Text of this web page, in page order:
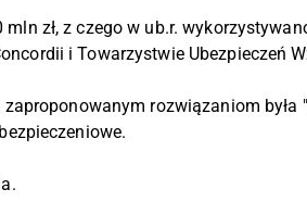
zł, z czego w ub.r.
i Towarzystwie Ubezpieczeń
rozwiązaniom była